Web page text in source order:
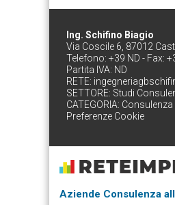
Ing. Schifino Biagio
Via Coscile 6, 87012
Telefono: +39 ND - Fax:
Partita IVA: ND
RETE:
SETTORE: Studi
CATEGORIA: Consulenza
Preferenze Cookie
Aziende Consulenza